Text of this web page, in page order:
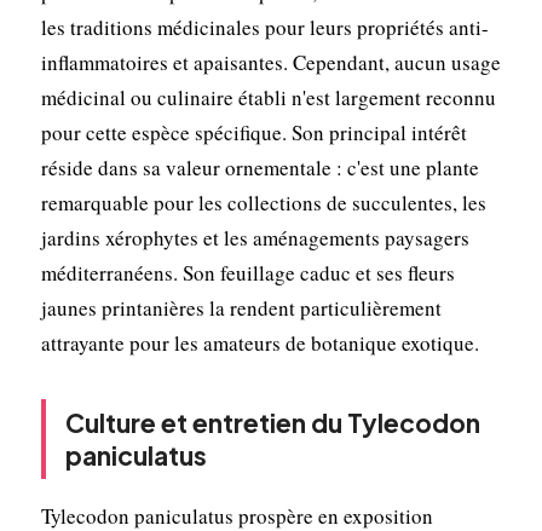
les traditions médicinales pour leurs propriétés anti-
inflammatoires et apaisantes. Cependant, aucun usage
médicinal ou culinaire établi n'est largement reconnu
pour cette espèce spécifique. Son principal intérêt
réside dans sa valeur ornementale : c'est une plante
remarquable pour les collections de succulentes, les
jardins xérophytes et les aménagements paysagers
méditerranéens. Son feuillage caduc et ses fleurs
jaunes printanières la rendent particulièrement
attrayante pour les amateurs de botanique exotique.
Culture et entretien du Tylecodon
paniculatus
Tylecodon paniculatus prospère en exposition